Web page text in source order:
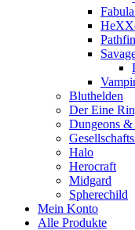
Bluthelden
Der Eine
Dungeons &
Halo
Herocraft
Midgard
Spherechild
Mein Konto
Alle Produkte